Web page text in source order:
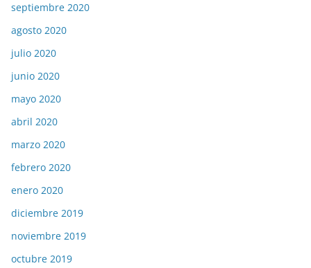
septiembre 2020
agosto 2020
julio 2020
junio 2020
mayo 2020
abril 2020
marzo 2020
febrero 2020
enero 2020
diciembre 2019
noviembre 2019
octubre 2019